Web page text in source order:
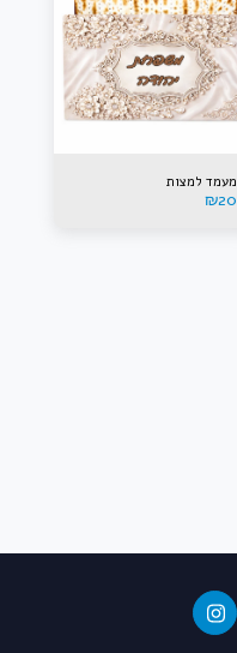
מעמד למצות
₪20